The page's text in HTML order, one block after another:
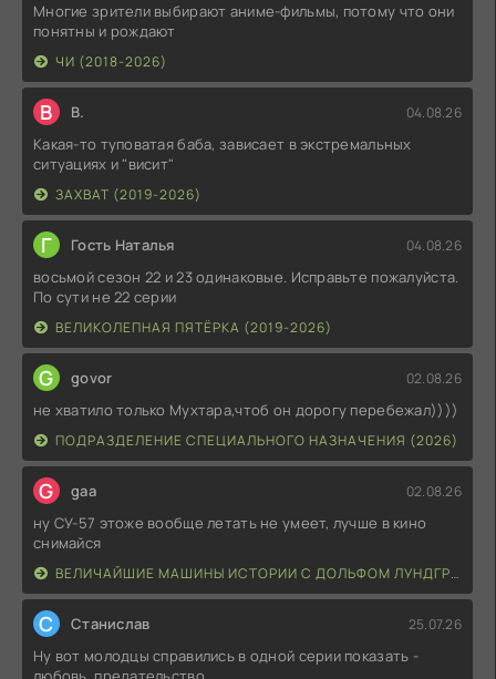
Многие зрители выбирают аниме-фильмы, потому что они
понятны и рождают
ЧИ (2018-2026)
В В. 04.08.26
Какая-то туповатая баба, зависает в экстремальных
ситуациях и "висит"
ЗАХВАТ (2019-2026)
Г Гость Наталья 04.08.26
восьмой сезон 22 и 23 одинаковые. Исправьте пожалуйста.
По сути не 22 серии
ВЕЛИКОЛЕПНАЯ ПЯТЁРКА (2019-2026)
G govor 02.08.26
не хватило только Мухтара,чтоб он дорогу перебежал))))
ПОДРАЗДЕЛЕНИЕ СПЕЦИАЛЬНОГО НАЗНАЧЕНИЯ (2026)
G gaa 02.08.26
ну СУ-57 этоже вообще летать не умеет, лучше в кино
снимайся
ВЕЛИЧАЙШИЕ МАШИНЫ ИСТОРИИ С ДОЛЬФОМ ЛУНДГРЕНОМ (2026)
С Станислав 25.07.26
Ну вот молодцы справились в одной серии показать -